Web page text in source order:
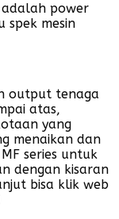
power
spek mesin
output tenaga
atas,
yang
menaikan dan
series untuk
dengan kisaran
bisa klik web